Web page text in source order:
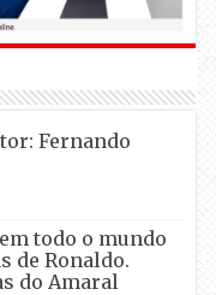
Fernando
todo o mundo
de Ronaldo.
do Amaral